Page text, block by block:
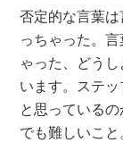
否定的な言葉
っちゃった。
ゃった、どう
います。ステ
と思っている
でも難しいこと。